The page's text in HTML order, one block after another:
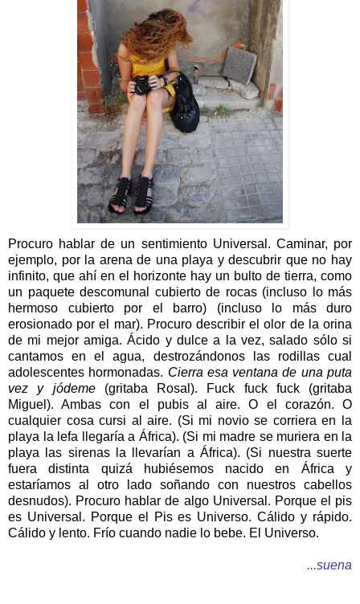
Procuro hablar de un sentimiento Universal. Caminar, por
ejemplo, por la arena de una playa y descubrir que no hay
infinito, que ahí en el horizonte hay un bulto de tierra, como
un paquete descomunal cubierto de rocas (incluso lo más
hermoso cubierto por el barro) (incluso lo más duro
erosionado por el mar). Procuro describir el olor de la orina
de mi mejor amiga. Ácido y dulce a la vez, salado sólo si
cantamos en el agua, destrozándonos las rodillas cual
adolescentes hormonadas. Cierra esa ventana de una puta
vez y jódeme(gritaba Rosal). Fuck fuck fuck (gritaba
Miguel). Ambas con el pubis al aire. O el corazón. O
cualquier cosa cursi al aire. (Si mi novio se corriera en la
playa la lefa llegaría a África). (Si mi madre se muriera en la
playa las sirenas la llevarían a África). (Si nuestra suerte
fuera distinta quizá hubiésemos nacido en África y
estaríamos al otro lado soñando con nuestros cabellos
desnudos). Procuro hablar de algo Universal. Porque el pis
es Universal. Porque el Pis es Universo. Cálido y rápido.
Cálido y lento. Frío cuando nadie lo bebe. El Universo.
...suena